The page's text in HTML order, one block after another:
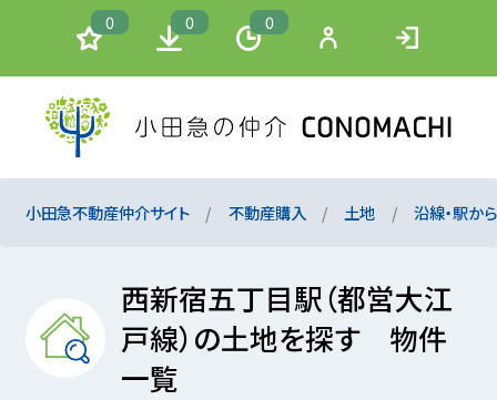
0 0 0
小田急不動産仲介サイト 不動産購入 土地 沿線・駅か
西新宿五丁目駅（都営大江
戸線）の土地を探す 物件
一覧